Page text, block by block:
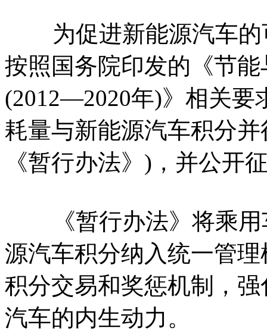
为促进新能源汽车的
按照国务院印发的《节
(2012—2020年)》相关要
耗量与新能源汽车积分
《暂行办法》)，并公开
《暂行办法》将乘用
源汽车积分纳入统一管
积分交易和奖惩机制，
汽车的内生动力。